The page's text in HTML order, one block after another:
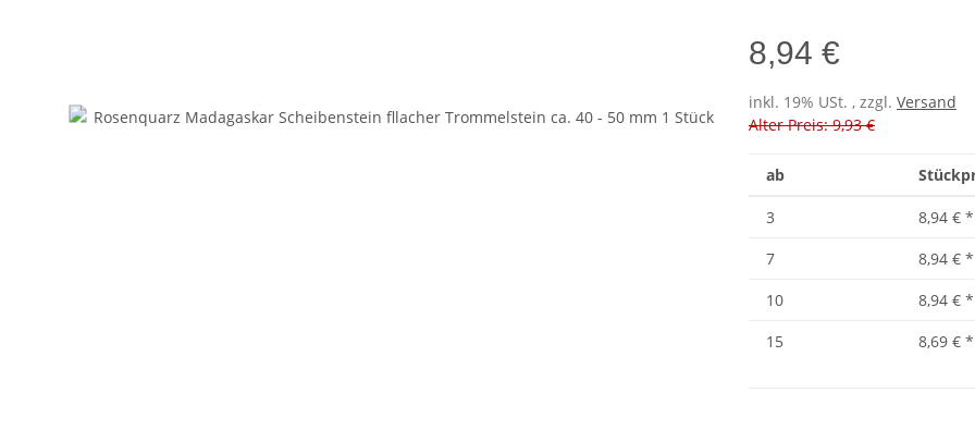
8,94 €
inkl. 19% USt. , zzgl. Versand
Alter Preis: 9,93 €
ab
3 8,94 € *
7
8,94 € *
10
8,94 € *
15
8,69 € *